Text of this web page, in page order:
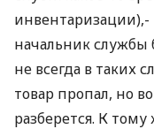
начальник службы
не всегда в таких
товар пропал, но
разберется. К